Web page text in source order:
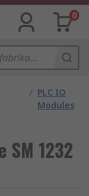
0
/ PLC IO
Modules
SM 1232